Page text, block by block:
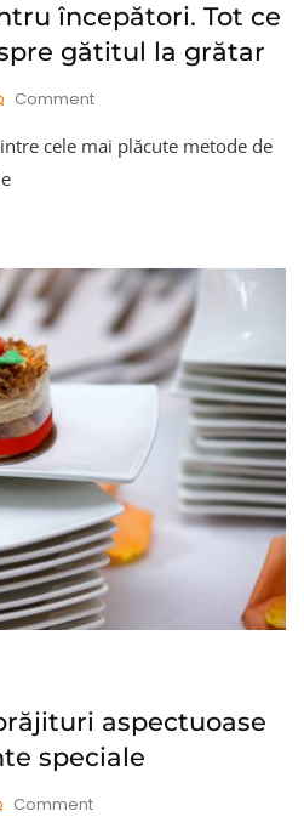
începători. Tot ce
gătitul la grătar
CommentOn
Complet
Trebuie
Să
Știi
Despre
Gătitul
La
cele mai plăcute metode de
aspectuoase
speciale
CommentOn